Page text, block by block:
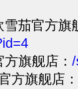
茄官方旗
旗舰店：
方旗舰店：